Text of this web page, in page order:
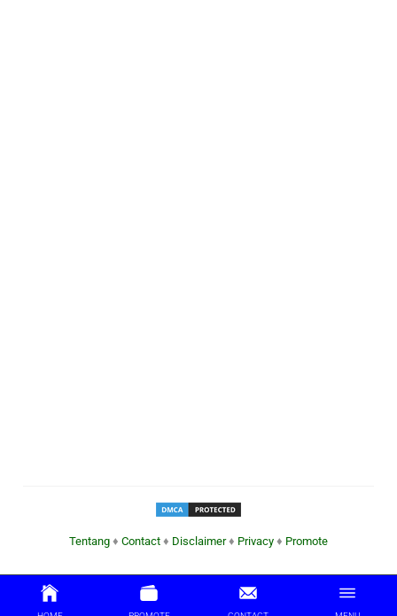
Tentang ♦ Contact ♦ Disclaimer♦ Privacy ♦ Promote